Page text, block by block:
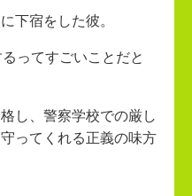
下宿をした彼。
ってすごいことだと
し、警察学校での厳し
ってくれる正義の味方